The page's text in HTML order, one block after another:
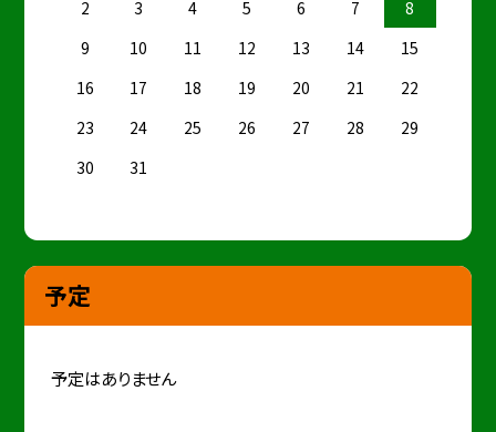
2
3 4 5 6 7
8
9
10 11 12 13 14
15
16
17 18 19 20 21
22
23
24 25 26 27 28
29
30
31
予定
予定はありません